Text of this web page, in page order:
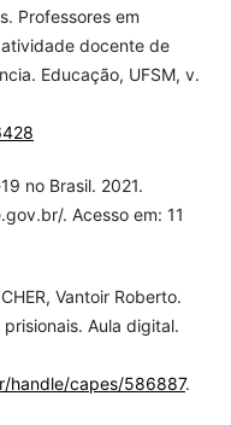
Professores em
docente de
Educação, UFSM, v.
no Brasil. 2021.
. Acesso em: 11
Vantoir Roberto.
Aula digital.
handle/capes/586887.